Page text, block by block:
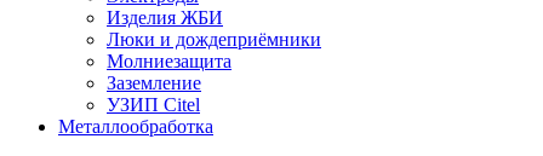
Изделия ЖБИ
Люки и дождеприёмники
Молниезащита
Заземление
УЗИП Citel
Металлообработка